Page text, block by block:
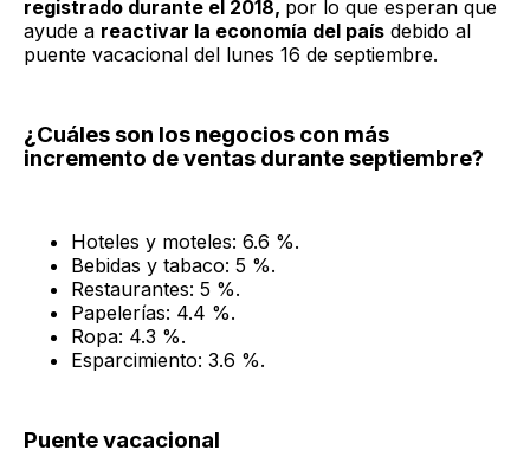
registrado durante el 2018, por lo que esperan que
ayude a reactivar la economía del país debido al
puente vacacional del lunes 16 de septiembre.
¿Cuáles son los negocios con más
incremento de ventas durante septiembre?
Hoteles y moteles: 6.6 %.
Bebidas y tabaco: 5 %.
Restaurantes: 5 %.
Papelerías: 4.4 %.
Ropa: 4.3 %.
Esparcimiento: 3.6 %.
Puente vacacional